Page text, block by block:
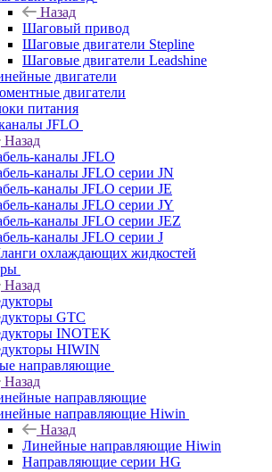
Назад
Шаговый привод
Шаговые двигатели Stepline
Шаговые двигатели Leadshine
двигатели
двигатели
питания
JFLO
Назад
каналы JFLO
каналы JFLO серии JN
каналы JFLO серии JE
каналы JFLO серии JY
каналы JFLO серии JEZ
каналы JFLO серии J
охлаждающих жидкостей
Назад
GTC
INOTEK
HIWIN
направляющие
Назад
направляющие
направляющие Hiwin
Назад
Линейные направляющие Hiwin
Направляющие серии HG